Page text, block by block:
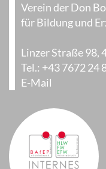
Verein der Don
für Bildung und
Linzer Straße 98,
Tel.: +43 7672 24
E-Mail